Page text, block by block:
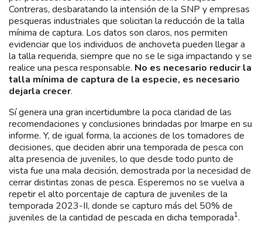
Contreras, desbaratando la intensión de la SNP y empresas
pesqueras industriales que solicitan la reducción de la talla
mínima de captura. Los datos son claros, nos permiten
evidenciar que los individuos de anchoveta pueden llegar a
la talla requerida, siempre que no se le siga impactando y se
realice una pesca responsable. No es necesario reducir la
talla mínima de captura de la especie, es necesario
dejarla crecer.
Sí genera una gran incertidumbre la poca claridad de las
recomendaciones y conclusiones brindadas por Imarpe en su
informe. Y, de igual forma, la acciones de los tomadores de
decisiones, que deciden abrir una temporada de pesca con
alta presencia de juveniles, lo que desde todo punto de
vista fue una mala decisión, demostrada por la necesidad de
cerrar distintas zonas de pesca. Esperemos no se vuelva a
repetir el alto porcentaje de captura de juveniles de la
temporada 2023-II, donde se capturo más del 50% de
juveniles de la cantidad de pescada en dicha temporada1.